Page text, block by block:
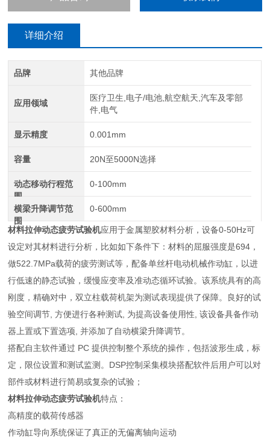
详细介绍
品牌 其他品牌
应用领域
医疗卫生,电子/电池,航空航天,汽车及零部
件,电气
显示精度 0.001mm
容量 20N至5000N选择
动态移动行程范
围
0-100mm
横梁升降调节范
围
0-600mm
材料拉伸动态疲劳试验机应用于金属塑胶材料分析，设备0-50Hz可
设定对其材料进行分析，比如如下条件下：材料的屈服强度是694，
做522.7MPa载荷的疲劳测试等，配备单丝杆电动机械作动缸，以进
行低速的静态试验，缓慢应变率及准动态循环试验。该系统具有的高
刚度，精确对中，双立柱载荷机架为测试表现提供了保障。良好的试
验空间调节, 方便进行各种测试, 为提高设备使用性, 该设备具备作动
器上置或下置选项, 并添加了自动横梁升降调节。
搭配自主软件通过 PC 提供控制整个系统的操作，包括波形生成，标
定，限位设置和测试监测。DSP控制采集模块搭配软件后用户可以对
部件或材料进行简易或复杂的试验；
材料拉伸动态疲劳试验机特点：
高精度的载荷传感器
作动缸导向系统保证了真正的无偏离轴向运动